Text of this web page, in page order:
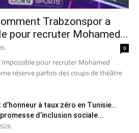
Trabzonspor a
pour recruter Mohamed...
0
pour recruter Mohamed
réserve parfois des coups de théâtre
d’honneur à taux zéro en Tunisie…
d’inclusion sociale...